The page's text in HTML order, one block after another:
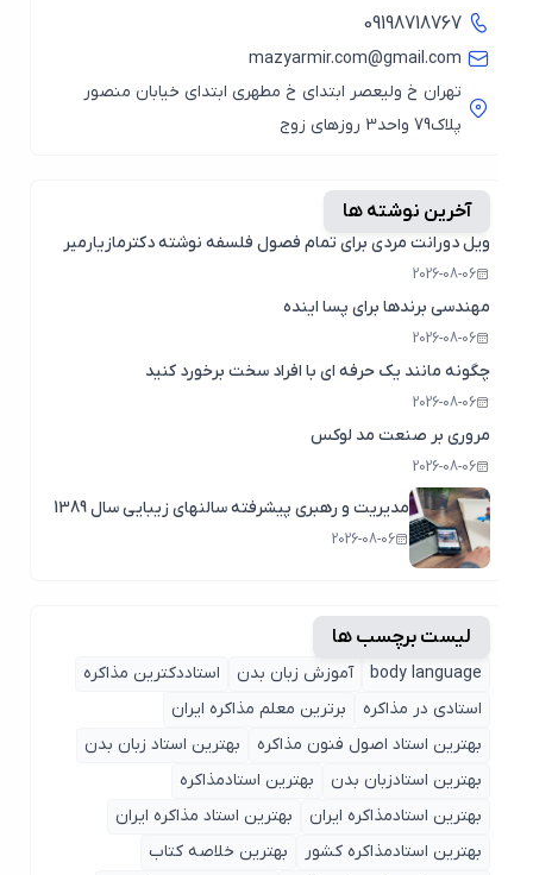
09198718767
mazyarmir.com@gmail.com
تهران خ ولیعصر ابتدای خ مطهری ابتدای خیابان منصور
پلاک79 واحد3 روزهای زوج
آخرین نوشته ها
ویل دورانت مردی برای تمام فصول فلسفه نوشته دکترمازیارمیر
2026-08-06
مهندسی برندها برای پسا اینده
2026-08-06
چگونه مانند یک حرفه ای با افراد سخت برخورد کنید
2026-08-06
مروری بر صنعت مد لوکس
2026-08-06
مدیریت و رهبری پیشرفته سالنهای زیبایی سال 1389
2026-08-06
لیست برچسب ها
body language آموزش زبان بدن
استاددکترین مذاکره
استادی در مذاکره
برترین معلم مذاکره ایران
بهترین استاد اصول ‌فنون مذاکره
بهترین استاد زبان بدن
بهترین استادزبان بدن
بهترین استادمذاکره
بهترین استادمذاکره ایران
بهترین استاد مذاکره ایران
بهترین استادمذاکره کشور
بهترین خلاصه کتاب